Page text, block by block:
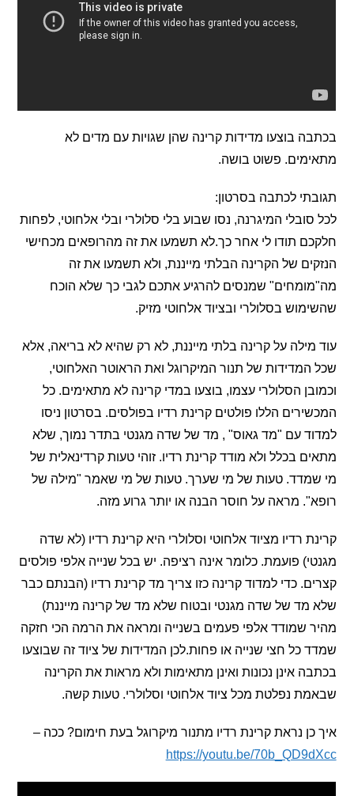
בוצעו מדידות קרינה שהן שגויות עם מדים לא
פשוט בושה.
לכתבה בסרטון:
המיגרנה, נסו שבוע בלי סלולרי ובלי אלחוטי, לפחות
תודו לי אחר כך.לא תשמעו את זה מהרופאים מכחישי
של הקרינה הבלתי מייננת, ולא תשמעו את זה
שמנסים להרגיע אתכם לגבי כך שלא הוכח
בסלולרי ובציוד אלחוטי מזיק.
על קרינה בלתי מייננת, לא רק שהיא לא בריאה, אלא
של תנור המיקרוגל ואת הראוטר האלחוטי,
הסלולרי עצמו, בוצעו במדי קרינה לא מתאימים. כל
הללו פולטים קרינת רדיו בפולסים. בסרטון ניסו
עם "מד גאוס" , מד של שדה מגנטי בתדר נמוך, שלא
בכלל ולא מודד קרינת רדיו. זוהי טעות קרדינאלית של
טעות של מי שערך. טעות של מי שאמר "מילה של
מראה על חוסר הבנה או יותר גרוע מזה.
רדיו מציוד אלחוטי וסלולרי היא קרינת רדיו (לא שדה
פועמת. כלומר אינה רציפה. יש בכל שנייה אלפי פולסים
כדי למדוד קרינה כזו צריך מד קרינת רדיו (הבנתם כבר
של שדה מגנטי ובטוח שלא מד של קרינה מייננת)
שמודד אלפי פעמים בשנייה ומראה את הרמה הכי חזקה
כל חצי שנייה או פחות.לכן המדידות של ציוד זה שבוצעו
אינן נכונות ואינן מתאימות ולא מראות את הקרינה
נפלטת מכל ציוד אלחוטי וסלולרי. טעות קשה.
נראת קרינת רדיו מתנור מיקרוגל בעת חימום? ככה –
https://youtu.be/